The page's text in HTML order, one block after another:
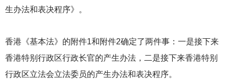
生办法和表决程序》。
香港《基本法》的附件1和附件2确定了两件事：一是接下来
香港特别行政区行政长官的产生办法，二是接下来香港特别
行政区立法会立法委员的产生办法和表决程序。